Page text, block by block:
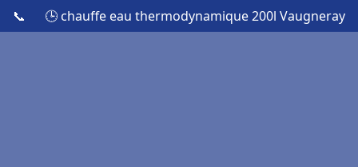
📞 🕒 chauffe eau thermodynamique 200l Vaugneray